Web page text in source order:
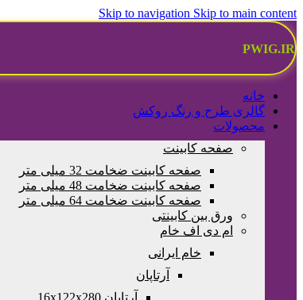
Skip to navigation Skip to main content
PWIG.IR
خانه
گالری طرح و رنگ روکش
محصولات
صفحه کابینت
صفحه کابینت ضخامت 32 میلی متر
صفحه کابینت ضخامت 48 میلی متر
صفحه کابینت ضخامت 64 میلی متر
ورق بین کابینتی
ام دی اف خام
خام ایرانی
آرتاپان
آرتاپان 16x122x280